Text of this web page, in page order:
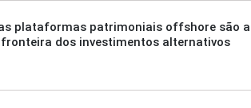
plataformas patrimoniais offshore são a
dos investimentos alternativos